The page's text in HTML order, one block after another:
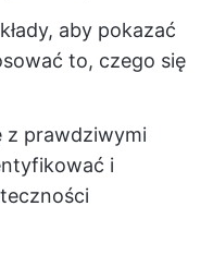
aby pokazać
to, czego się
z prawdziwymi
i